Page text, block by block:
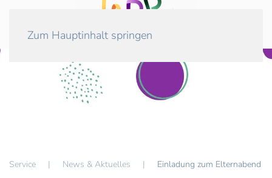
Zum Hauptinhalt springen
Service News & Aktuelles Einladung zum Elternabend